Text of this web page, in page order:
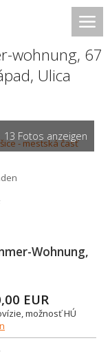
wohnung, 67
, Ulica
13 Fotos anzeigen
Wohnung,
EUR
možnosť HÚ